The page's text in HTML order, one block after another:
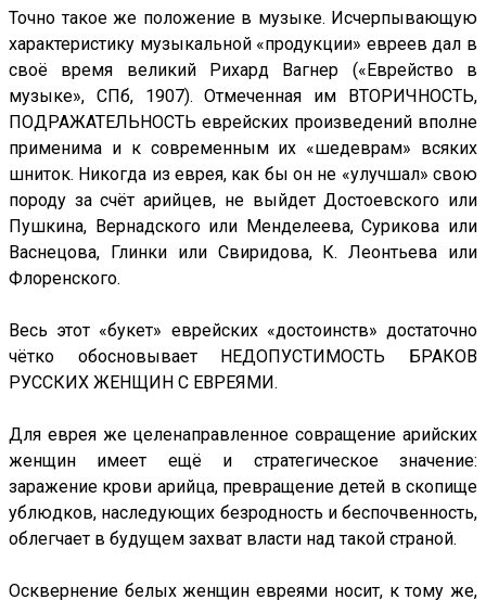
Точно такое же положение в музыке. Исчерпывающую
характеристику музыкальной «продукции» евреев дал в
своё время великий Рихард Вагнер («Еврейство в
музыке», СПб, 1907). Отмеченная им ВТОРИЧНОСТЬ,
ПОДРАЖАТЕЛЬНОСТЬ еврейских произведений вполне
применима и к современным их «шедеврам» всяких
шниток. Никогда из еврея, как бы он не «улучшал» свою
породу за счёт арийцев, не выйдет Достоевского или
Пушкина, Вернадского или Менделеева, Сурикова или
Васнецова, Глинки или Свиридова, К. Леонтьева или
Флоренского.
Весь этот «букет» еврейских «достоинств» достаточно
чётко обосновывает НЕДОПУСТИМОСТЬ БРАКОВ
РУССКИХ ЖЕНЩИН С ЕВРЕЯМИ.
Для еврея же целенаправленное совращение арийских
женщин имеет ещё и стратегическое значение:
заражение крови арийца, превращение детей в скопище
ублюдков, наследующих безродность и беспочвенность,
облегчает в будущем захват власти над такой страной.
Осквернение белых женщин евреями носит, к тому же,